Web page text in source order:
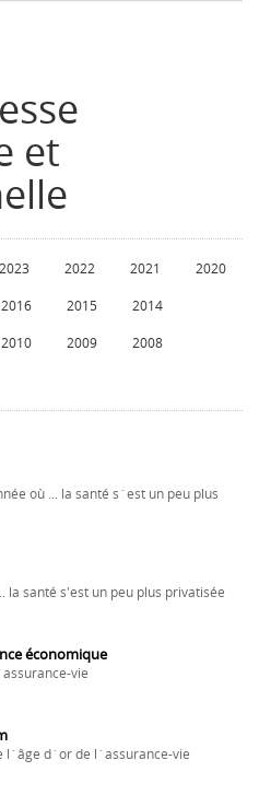
et
2023 2022 2021 2020
2016 2015 2014
2010 2009 2008
où ... la santé s´est un peu plus
la santé s'est un peu plus privatisée
économique
vie
l´âge d´or de l´assurance-vie